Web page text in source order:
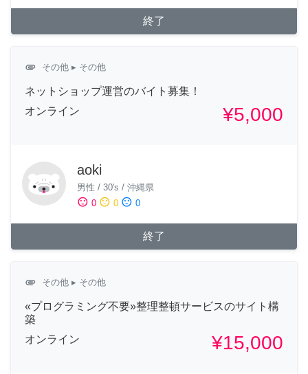
終了
attachment その他 ▸ その他
ネットショップ運営のバイト募集！
オンライン
¥5,000
aoki
男性 / 30's / 沖縄県
sentiment_satisfied 0 sentiment_neutral 0 sentiment_dissatisfied 0
終了
attachment その他 ▸ その他
«プログラミング不要»整理整頓サービスのサイト構
築
オンライン
¥15,000